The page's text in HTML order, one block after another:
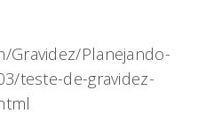
Gravidez/Planejando-
teste-de-gravidez-